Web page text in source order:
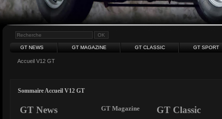
GT NEWS GT MAGAZINE GT CLASSIC GT SPORT
Accueil V12 GT
Sommaire Accueil V12 GT
GT News GT Magazine GT Classic